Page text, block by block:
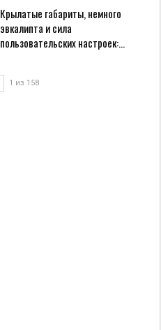
Крылатые габариты, немного
эвкалипта и сила
пользовательских настроек:…
1 из 158